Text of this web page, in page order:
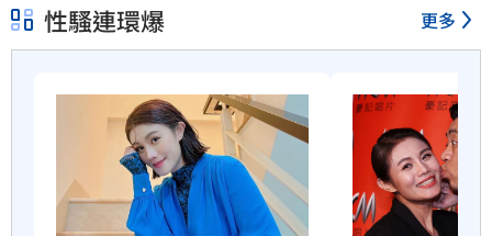
性騷連環爆 更多